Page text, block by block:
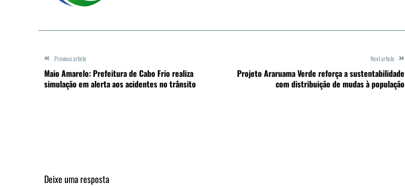
Previous article
Maio Amarelo: Prefeitura de Cabo Frio realiza
simulação em alerta aos acidentes no trânsito
Next article
Projeto Araruama Verde reforça a sustentabilidade
com distribuição de mudas à população
Deixe uma resposta